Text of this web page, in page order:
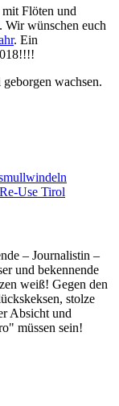
mit Flöten und
Wir wünschen euch
. Ein
wachsen.
Use Tirol
– Journalistin –
und bekennende
weiß! Gegen den
stolze
Absicht und
müssen sein!